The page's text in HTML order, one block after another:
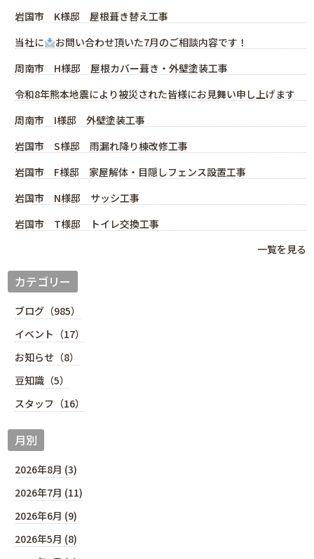
岩国市 K様邸 屋根葺き替え工事
当社に
お問い合わせ頂いた7月のご相談内容です！
周南市 H様邸 屋根カバー葺き・外壁塗装工事
令和8年熊本地震により被災された皆様にお見舞い申し上げます
周南市 I様邸 外壁塗装工事
岩国市 S様邸 雨漏れ降り棟改修工事
岩国市 F様邸 家屋解体・目隠しフェンス設置工事
岩国市 N様邸 サッシ工事
岩国市 T様邸 トイレ交換工事
一覧を見る
カテゴリー
ブログ（985）
イベント（17）
お知らせ（8）
豆知識（5）
スタッフ（16）
月別
2026年8月 (3)
2026年7月 (11)
2026年6月 (9)
2026年5月 (8)